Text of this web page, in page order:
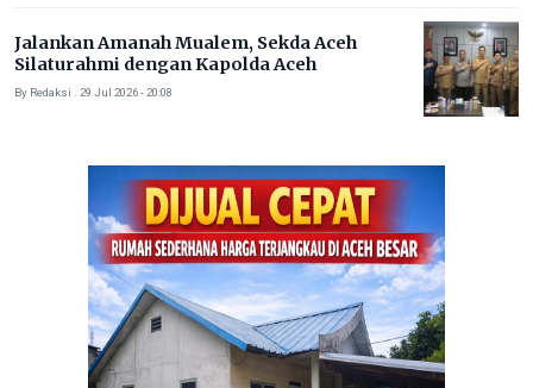
Jalankan Amanah Mualem, Sekda Aceh
Silaturahmi dengan Kapolda Aceh
By Redaksi . 29 Jul 2026 - 20:08